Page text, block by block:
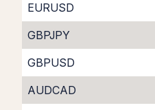
EURUSD
GBPJPY
GBPUSD
AUDCAD